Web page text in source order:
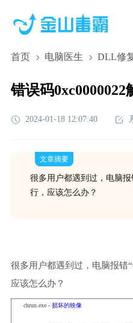
首页 电脑医生 DLL修
错误码0xc0000022
2024-01-18 12:07:40
文章摘要
很多用户都遇到过，电脑报
行，应该怎么办？
很多用户都遇到过，电脑报错
应该怎么办？
chrun.exe - 损坏的映像